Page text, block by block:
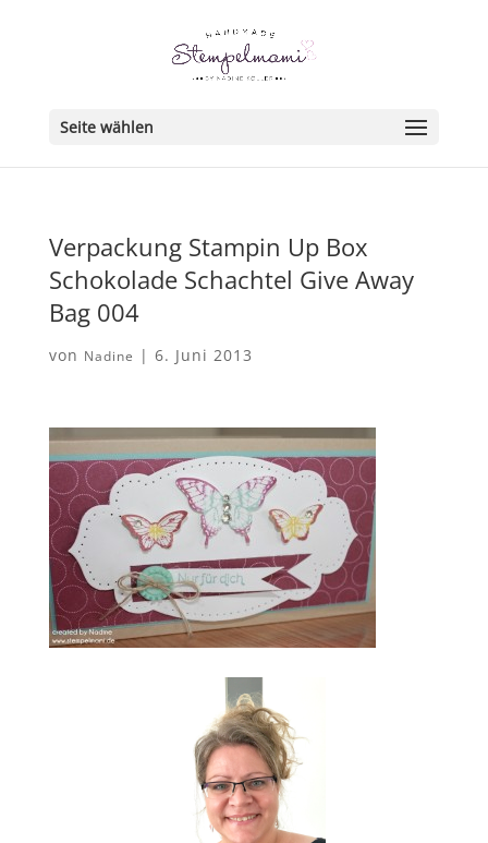
Seite wählen
Verpackung Stampin Up Box
Schokolade Schachtel Give Away
Bag 004
von Nadine | 6. Juni 2013